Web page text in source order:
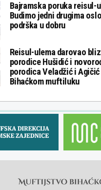
Bajramska poruka reisul-
Budimo jedni drugima
podrška u dobru
Reisul-ulema darovao
porodice Hušidić i
porodica Veladžić i Agičić
Bihaćkom muftiluku